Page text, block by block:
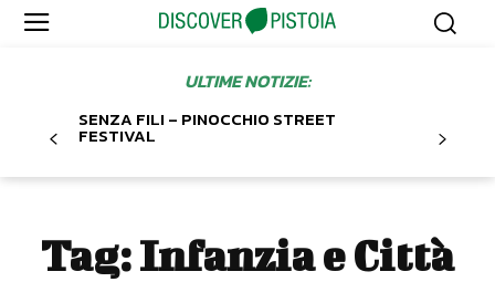
ULTIME NOTIZIE:
SENZA FILI – PINOCCHIO STREET
FESTIVAL
Tag:Infanzia e Città